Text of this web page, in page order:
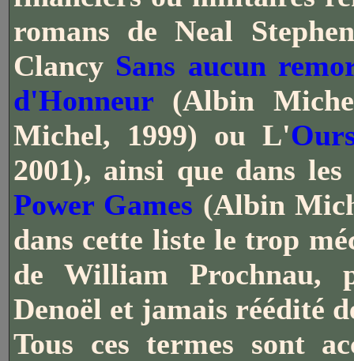
romans de Neal
Clancy Sans aucun
d'Honneur (Albin
Michel, 1999) ou L'
2001), ainsi que dans
Power Games (Albin
dans cette liste le trop
de William Prochnau,
Denoël et jamais réédité
Tous ces termes sont